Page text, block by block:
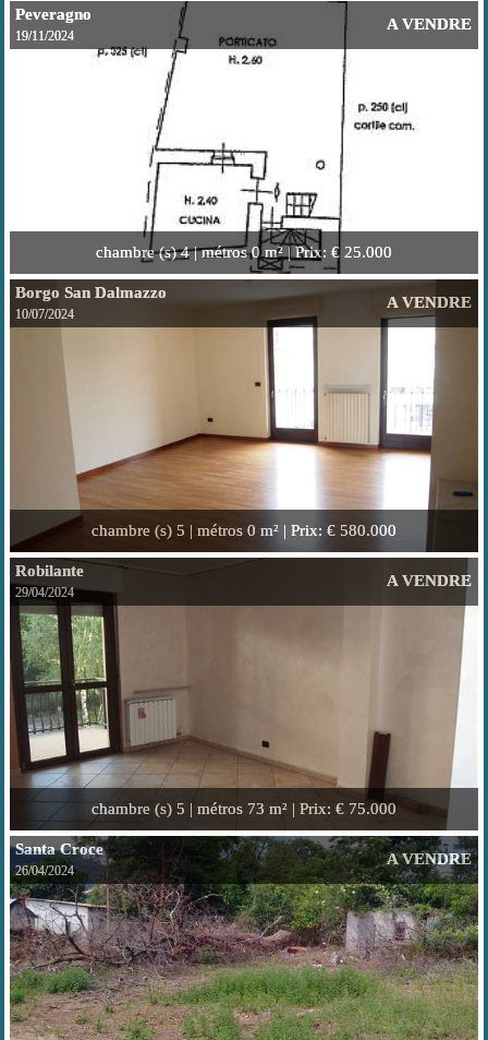
Peveragno
19/11/2024
A VENDRE
chambre (s)4 |métros0 m² | Prix: € 25.000
Borgo San Dalmazzo
10/07/2024
A VENDRE
chambre (s)5 | métros0 m² | Prix: € 580.000
Robilante
29/04/2024
A VENDRE
chambre (s)5 | métros73 m² | Prix: € 75.000
Santa Croce
26/04/2024
A VENDRE